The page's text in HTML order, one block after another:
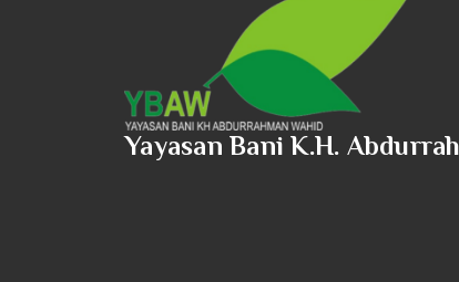
Yayasan Bani K.H.